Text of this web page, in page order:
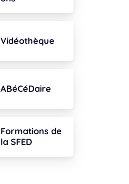
Vidéothèque
ABéCéDaire
Formations de
la SFED